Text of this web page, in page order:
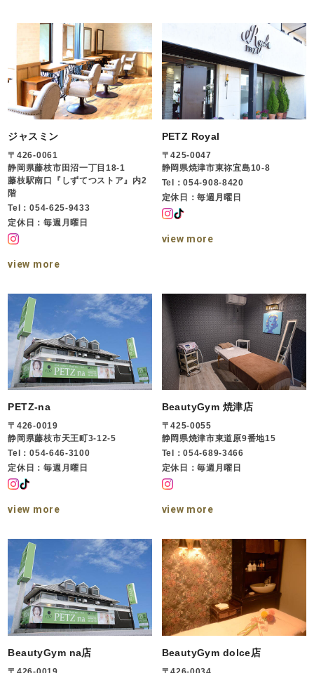
ジャスミン
〒426-0061
静岡県藤枝市田沼一丁目18-1
藤枝駅南口『しずてつストア』内2
階
Tel：054-625-9433
定休日：毎週月曜日
view more
PETZ Royal
〒425-0047
静岡県焼津市東祢宜島10-8
Tel：054-908-8420
定休日：毎週月曜日
view more
PETZ-na
〒426-0019
静岡県藤枝市天王町3-12-5
Tel：054-646-3100
定休日：毎週月曜日
view more
BeautyGym 焼津店
〒425-0055
静岡県焼津市東道原9番地15
Tel：054-689-3466
定休日：毎週月曜日
view more
BeautyGym na店 BeautyGym dolce店